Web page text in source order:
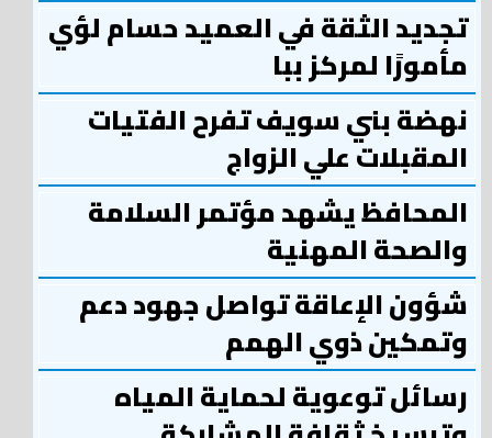
تجديد الثقة في العميد حسام لؤي
مأمورًا لمركز ببا
نهضة بني سويف تفرح الفتيات
المقبلات علي الزواج
المحافظ يشهد مؤتمر السلامة
والصحة المهنية
شؤون الإعاقة تواصل جهود دعم
وتمكين ذوي الهمم
رسائل توعوية لحماية المياه